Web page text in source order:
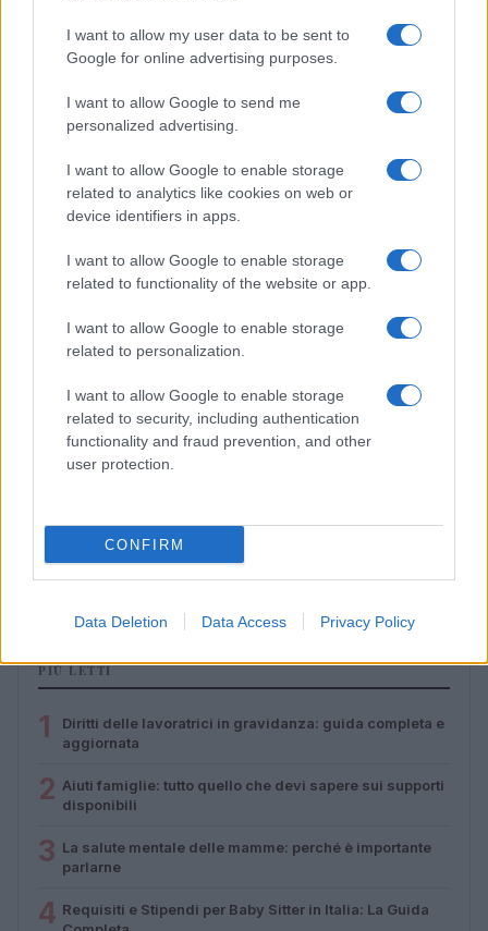
I want to allow my user data to be sent to
Google for online advertising purposes.
I want to allow Google to send me
personalized advertising.
I want to allow Google to enable storage
related to analytics like cookies on web or
device identifiers in apps.
I want to allow Google to enable storage
related to functionality of the website or app.
I want to allow Google to enable storage
related to personalization.
I want to allow Google to enable storage
related to security, including authentication
functionality and fraud prevention, and other
user protection.
CONFIRM
Data Deletion Data Access Privacy Policy
Codacons denuncia: i problemi che affliggono la Sicilia
Matteo Pellegrino · 25 Lug 2026
Lamezia International Film Fest: arte e cultura si
incontrano in Calabria
Camilla Pellegrini · 16 Lug 2026
PIÙ LETTI
1
Diritti delle lavoratrici in gravidanza: guida completa e
aggiornata
2 Aiuti famiglie: tutto quello che devi sapere sui supporti
disponibili
3 La salute mentale delle mamme: perché è importante
parlarne
4 Requisiti e Stipendi per Baby Sitter in Italia: La Guida